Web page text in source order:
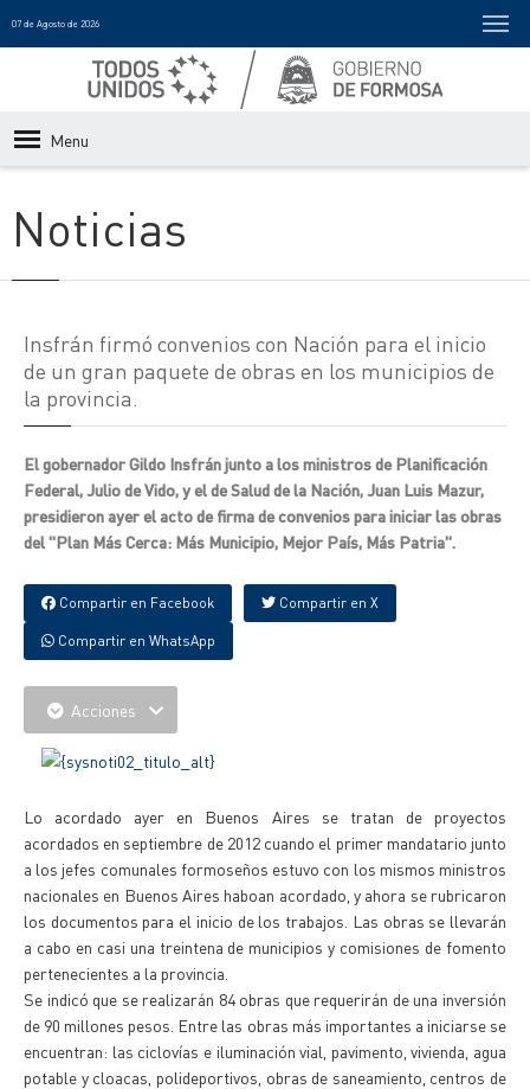
07 de Agosto de 2026
Menu
Noticias
Insfrán firmó convenios con Nación para el inicio
de un gran paquete de obras en los municipios de
la provincia.
El gobernador Gildo Insfrán junto a los ministros de Planificación
Federal, Julio de Vido, y el de Salud de la Nación, Juan Luis Mazur,
presidieron ayer el acto de firma de convenios para iniciar las obras
del "Plan Más Cerca: Más Municipio, Mejor País, Más Patria".
Compartir en Facebook Compartir en X
Compartir en WhatsApp
Acciones
Lo acordado ayer en Buenos Aires se tratan de proyectos
acordados en septiembre de 2012 cuando el primer mandatario junto
a los jefes comunales formoseños estuvo con los mismos ministros
nacionales en Buenos Aires haboan acordado, y ahora se rubricaron
los documentos para el inicio de los trabajos. Las obras se llevarán
a cabo en casi una treintena de municipios y comisiones de fomento
pertenecientes a la provincia.
Se indicó que se realizarán 84 obras que requerirán de una inversión
de 90 millones pesos. Entre las obras más importantes a iniciarse se
encuentran: las ciclovías e iluminación vial, pavimento, vivienda, agua
potable y cloacas, polideportivos, obras de saneamiento, centros de